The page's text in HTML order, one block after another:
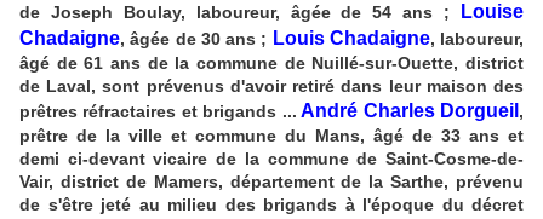
de Joseph Boulay, laboureur, âgée de 54 ans ;
Louise
Chadaigne, âgée de 30 ans ; Louis Chadaigne, laboureur,
âgé de 61 ans de la commune de Nuillé-sur-Ouette, district
de Laval, sont prévenus d'avoir retiré dans leur maison des
prêtres réfractaires et brigands ... André Charles Dorgueil ,
prêtre de la ville et commune du Mans, âgé de 33 ans et
demi ci-devant vicaire de la commune de Saint-Cosme-de-
Vair, district de Mamers, département de la Sarthe, prévenu
de s'être jeté au milieu des brigands à l'époque du décret